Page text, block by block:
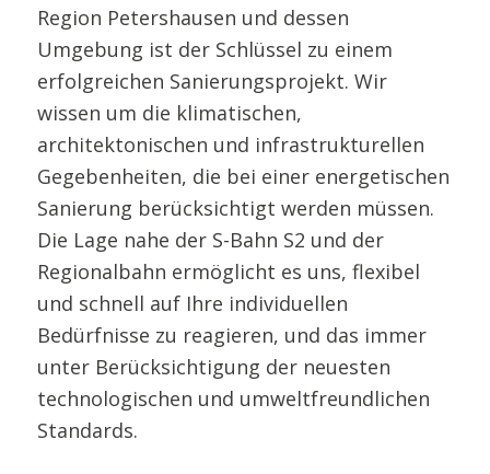
Region Petershausen und dessen
Umgebung ist der Schlüssel zu einem
erfolgreichen Sanierungsprojekt. Wir
wissen um die klimatischen,
architektonischen und infrastrukturellen
Gegebenheiten, die bei einer energetischen
Sanierung berücksichtigt werden müssen.
Die Lage nahe der S-Bahn S2 und der
Regionalbahn ermöglicht es uns, flexibel
und schnell auf Ihre individuellen
Bedürfnisse zu reagieren, und das immer
unter Berücksichtigung der neuesten
technologischen und umweltfreundlichen
Standards.